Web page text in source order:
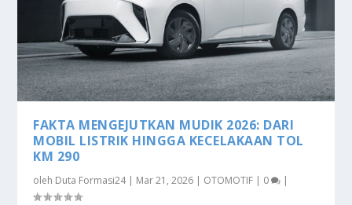
FAKTA MENGEJUTKAN MUDIK 2026: DARI
MOBIL LISTRIK HINGGA KECELAKAAN TOL
KM 290
oleh Duta Formasi24| Mar 21, 2026 | OTOMOTIF | 0 |